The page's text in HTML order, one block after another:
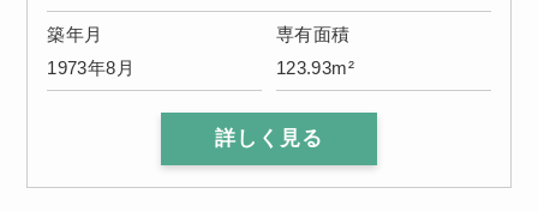
築年月
1973年8月
専有面積
123.93m²
詳しく見る